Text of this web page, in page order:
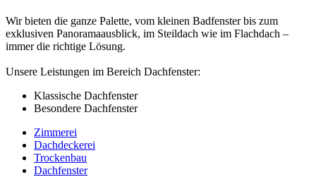
Wir bieten die ganze Palette, vom kleinen Badfenster bis zum
exklusiven Panoramaausblick, im Steildach wie im Flachdach –
immer die richtige Lösung.
Unsere Leistungen im Bereich Dachfenster:
Klassische Dachfenster
Besondere Dachfenster
Zimmerei
Dachdeckerei
Trockenbau
Dachfenster